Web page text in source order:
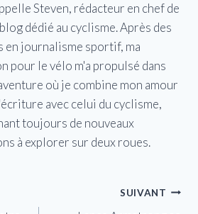
Steven, rédacteur en chef de
dédié au cyclisme. Après des
en journalisme sportif, ma
pour le vélo m'a propulsé dans
où je combine mon amour
avec celui du cyclisme,
toujours de nouveaux
à explorer sur deux roues.
SUIVANT